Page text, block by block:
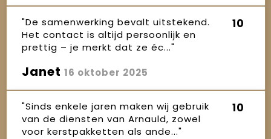
"De samenwerking bevalt uitstekend.
Het contact is altijd persoonlijk en
prettig – je merkt dat ze éc..."
10
Janet 16 oktober 2025
"Sinds enkele jaren maken wij gebruik
van de diensten van Arnauld, zowel
voor kerstpakketten als ande..."
10